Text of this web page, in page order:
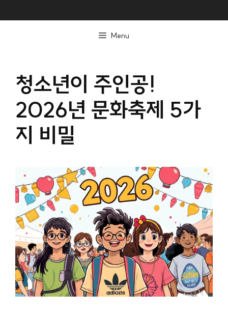
Menu
청소년이 주인공!
2026년 문화축제 5가
지 비밀